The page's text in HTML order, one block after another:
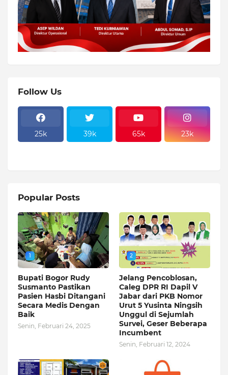
Follow Us
25k 39k 65k 23k
Popular Posts
1
Bupati Bogor Rudy
Susmanto Pastikan
Pasien Hasbi Ditangani
Secara Medis Dengan
Baik
Senin, Februari 24, 2025
2
Jelang Pencoblosan,
Caleg DPR RI Dapil V
Jabar dari PKB Nomor
Urut 5 Yusinta Ningsih
Unggul di Sejumlah
Survei, Geser Beberapa
Incumbent
Senin, Februari 12, 2024